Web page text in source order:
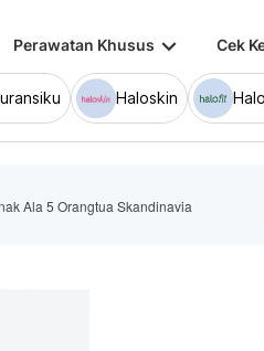
Perawatan Khusus keyboard_arrow_down Cek
Haloskin
Ala 5 Orangtua Skandinavia